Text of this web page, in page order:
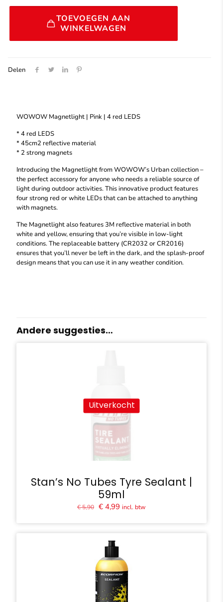
4
TOEVOEGEN AAN
WINKELWAGEN
Delen
WOWOW Magnetlight | Pink | 4 red LEDS
* 4 red LEDS
* 45cm2 reflective material
* 2 strong magnets
Introducing the Magnetlight from WOWOW’s Urban collection –
the perfect accessory for anyone who needs a reliable source of
light during outdoor activities. This innovative product features
four strong red or white LEDs that can be attached to anything
with magnets.
The Magnetlight also features 3M reflective material in both
white and yellow, ensuring that you’re visible in low-light
conditions. The replaceable battery (CR2032 or CR2016)
ensures that you’ll never be left in the dark, and the splash-proof
design means that you can use it in any weather condition.
Andere suggesties…
Uitverkocht
Stan’s No Tubes Tyre Sealant |
59ml
€5,90 Oorspronkelijke
€ 4,99 Huidige
incl. btw